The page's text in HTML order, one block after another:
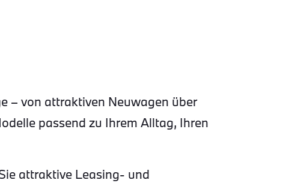
– von attraktiven Neuwagen über
passend zu Ihrem Alltag, Ihren
attraktive Leasing- und